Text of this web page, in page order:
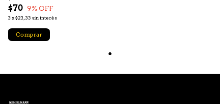
$70 9% OFF
3 x$23,33 sin interés